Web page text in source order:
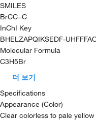
SMILES
BrCC=C
InChI Key
BHELZAPQIKSEDF-
Molecular Formula
C3H5Br
더 보기
Specifications
Appearance (Color)
Clear colorless to pale yellow